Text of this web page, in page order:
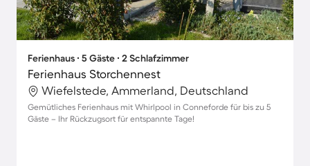
Ferienhaus ∙ 5 Gäste ∙ 2 Schlafzimmer
Ferienhaus Storchennest
Wiefelstede, Ammerland, Deutschland
Gemütliches Ferienhaus mit Whirlpool in Conneforde für bis zu 5
Gäste – Ihr Rückzugsort für entspannte Tage!